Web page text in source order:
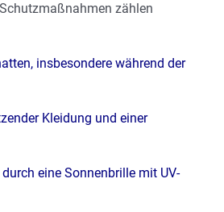
zählen
insbesondere während der
Kleidung und einer
eine Sonnenbrille mit UV-